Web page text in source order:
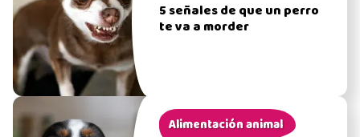
5 señales de que un perro
te va a morder
Alimentación animal